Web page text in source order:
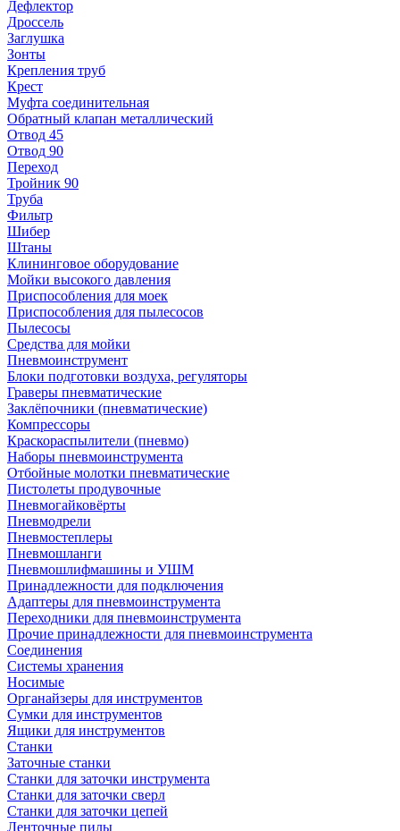
Дефлектор
Дроссель
Заглушка
Зонты
Крепления труб
Крест
Муфта соединительная
Обратный клапан металлический
Отвод 45
Отвод 90
Переход
Тройник 90
Труба
Фильтр
Шибер
Штаны
Клининговое оборудование
Мойки высокого давления
Приспособления для моек
Приспособления для пылесосов
Пылесосы
Средства для мойки
Пневмоинструмент
Блоки подготовки воздуха, регуляторы
Граверы пневматические
Заклёпочники (пневматические)
Компрессоры
Краскораспылители (пневмо)
Наборы пневмоинструмента
Отбойные молотки пневматические
Пистолеты продувочные
Пневмогайковёрты
Пневмодрели
Пневмостеплеры
Пневмошланги
Пневмошлифмашины и УШМ
Принадлежности для подключения
Адаптеры для пневмоинструмента
Переходники для пневмоинструмента
Прочие принадлежности для пневмоинструмента
Соединения
Системы хранения
Носимые
Органайзеры для инструментов
Сумки для инструментов
Ящики для инструментов
Станки
Заточные станки
Станки для заточки инструмента
Станки для заточки сверл
Станки для заточки цепей
Ленточные пилы